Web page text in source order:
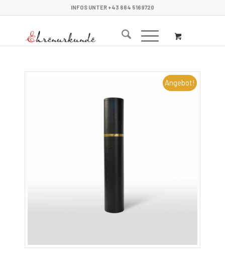
INFOS UNTER +43 664 5169720
Angebot!